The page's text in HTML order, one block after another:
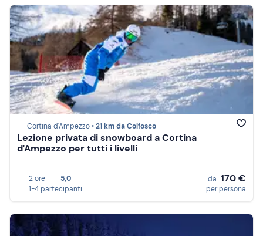
Cortina d'Ampezzo •21 km da Colfosco
Lezione privata di snowboard a Cortina
d'Ampezzo per tutti i livelli
2 ore
5,0
1-4 partecipanti
da 170 €
per persona